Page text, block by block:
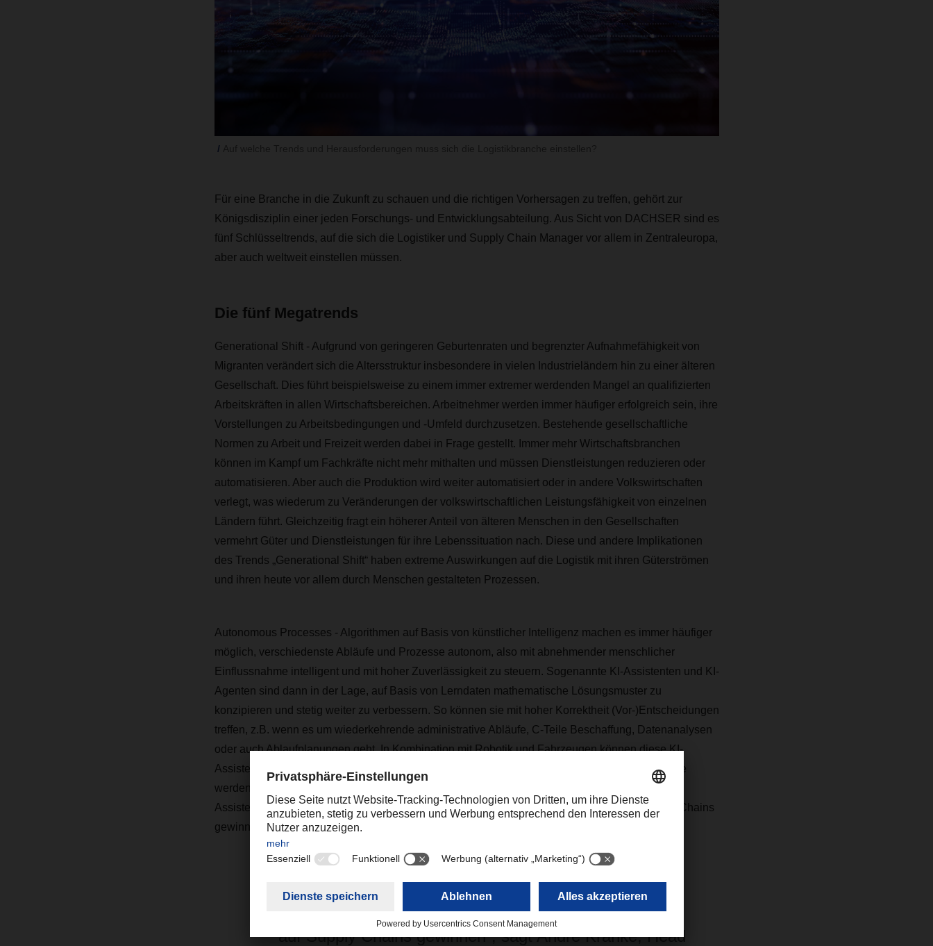
Für eine Branche in die Zukunft zu schauen und die richtigen Vorhersagen zu treffen, gehört zur
Königsdisziplin einer jeden Forschungs- und Entwicklungsabteilung. Aus Sicht von DACHSER sind es
fünf Schlüsseltrends, auf die sich die Logistiker und Supply Chain Manager vor allem in Zentraleuropa,
aber auch weltweit einstellen müssen.
Die fünf Megatrends
Generational Shift - Aufgrund von geringeren Geburtenraten und begrenzter Aufnahmefähigkeit von
Migranten verändert sich die Altersstruktur insbesondere in vielen Industrieländern hin zu einer älteren
Gesellschaft. Dies führt beispielsweise zu einem immer extremer werdenden Mangel an qualifizierten
Arbeitskräften in allen Wirtschaftsbereichen. Arbeitnehmer werden immer häufiger erfolgreich sein, ihre
Vorstellungen zu Arbeitsbedingungen und -Umfeld durchzusetzen. Bestehende gesellschaftliche
Normen zu Arbeit und Freizeit werden dabei in Frage gestellt. Immer mehr Wirtschaftsbranchen
können im Kampf um Fachkräfte nicht mehr mithalten und müssen Dienstleistungen reduzieren oder
automatisieren. Aber auch die Produktion wird weiter automatisiert oder in andere Volkswirtschaften
verlegt, was wiederum zu Veränderungen der volkswirtschaftlichen Leistungsfähigkeit von einzelnen
Ländern führt. Gleichzeitig fragt ein höherer Anteil von älteren Menschen in den Gesellschaften
vermehrt Güter und Dienstleistungen für ihre Lebenssituation nach. Diese und andere Implikationen
des Trends „Generational Shift“ haben extreme Auswirkungen auf die Logistik mit ihren Güterströmen
und ihren heute vor allem durch Menschen gestalteten Prozessen.
Autonomous Processes - Algorithmen auf Basis von künstlicher Intelligenz machen es immer häufiger
möglich, verschiedenste Abläufe und Prozesse autonom, also mit abnehmender menschlicher
Einflussnahme intelligent und mit hoher Zuverlässigkeit zu steuern. Sogenannte KI-Assistenten und KI-
Agenten sind dann in der Lage, auf Basis von Lerndaten mathematische Lösungsmuster zu
konzipieren und stetig weiter zu verbessern. So können sie mit hoher Korrektheit (Vor-)Entscheidungen
treffen, z.B. wenn es um wiederkehrende administrative Abläufe, C-Teile Beschaffung, Datenanalysen
oder auch Ablaufplanungen geht. In Kombination mit Robotik und Fahrzeugen können diese KI-
Assistenten und KI-Agenten in der Logistik auch Waren und Güter bewegen. Autonome Systeme
werden damit zur Antwort auf den zunehmenden Fachkräftemangel. Wer hochintelligente KI-
Assistenten und KI-Agenten entwickelt und steuert, wird automatisch mehr Einfluss auf Supply Chains
gewinnen.
„Wer hochintelligente KI-Assistenten und KI-Agenten
entwickelt und steuert, wird automatisch mehr Einfluss
auf Supply Chains gewinnen“, sagt Andre Kranke, Head